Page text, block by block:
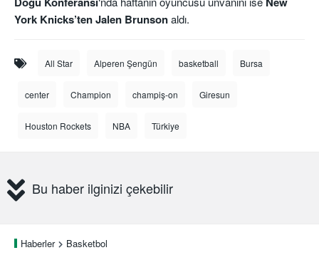
York Knicks’ten Jalen Brunsonaldı.
All Star Alperen Şengün basketball Bursa
center Champion champiş-on Giresun
Houston Rockets NBA Türkiye
Bu haber ilginizi çekebilir
Haberler Basketbol